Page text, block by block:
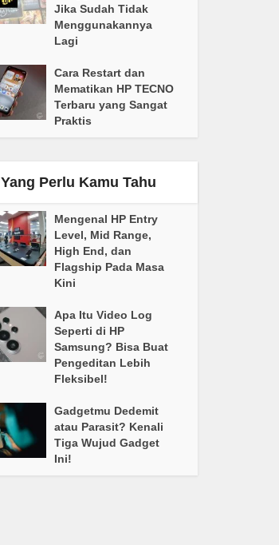
Jika Sudah Tidak
Menggunakannya
Lagi
Cara Restart dan
Mematikan HP TECNO
Terbaru yang Sangat
Praktis
Yang Perlu Kamu Tahu
Mengenal HP Entry
Level, Mid Range,
High End, dan
Flagship Pada Masa
Kini
Apa Itu Video Log
Seperti di HP
Samsung? Bisa Buat
Pengeditan Lebih
Fleksibel!
Gadgetmu Dedemit
atau Parasit? Kenali
Tiga Wujud Gadget
Ini!